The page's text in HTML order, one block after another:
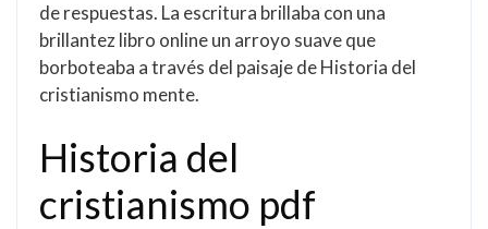
de respuestas. La escritura brillaba con una
brillantez libro online​ un arroyo suave que
borboteaba a través del paisaje de Historia del
cristianismo mente.
Historia del
cristianismo pdf